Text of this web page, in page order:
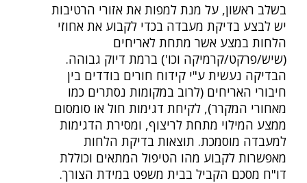
בשלב ראשון, על מנת למפות את אזורי הרטיבות
יש לבצע בדיקת מעבדה בכדי לקבוע את אחוזי
הלחות במצע אשר מתחת לאריחים
(שיש/פרקט/קרמיקה וכו') ברמת דיוק גבוהה.
הבדיקה נעשית ע"י קידוח חורים בודדים בין
חיבורי האריחים (לרוב במקומות נסתרים כמו
מאחורי המקרר), לקיחת דגימות חול או סומסום
ממצע המילוי מתחת לריצוף, ומסירת הדגימות
למעבדה מוסמכת. תוצאות בדיקת הלחות
מאפשרות לקבוע מהו הטיפול המתאים וכוללת
דו"ח מסכם הקביל בבית משפט במידת הצורך.